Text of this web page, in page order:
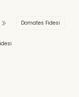
Domates Fidesi